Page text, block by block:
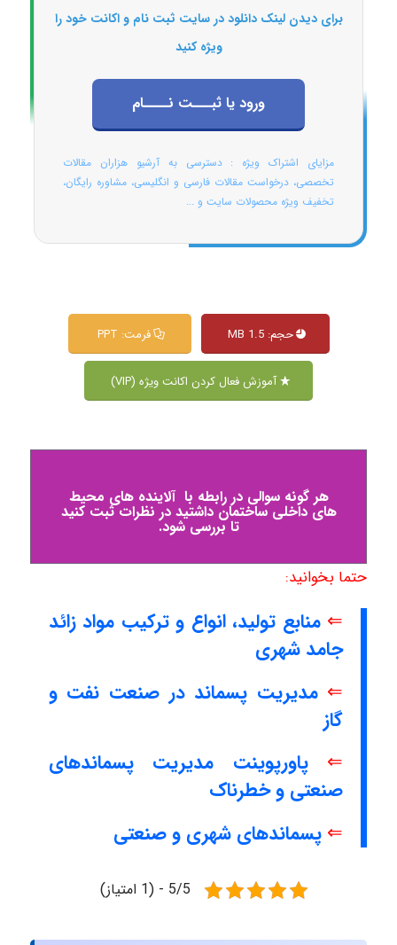
برای دیدن لینک دانلود در سایت ثبت نام و اکانت خود را
ویژه کنید
ورود یا ثبـــت نــــام
مزایای اشتراک ویژه : دسترسی به آرشیو هزاران مقالات
تخصصی، درخواست مقالات فارسی و انگلیسی، مشاوره رایگان،
تخفیف ویژه محصولات سایت و ...
حجم: 1.5 MB فرمت: PPT
آموزش فعال کردن اکانت ویژه (VIP)
هر گونه سوالی در رابطه با آلاینده های محیط
های داخلی ساختمان داشتید در نظرات ثبت کنید
تا بررسی شود.
حتما بخوانید:
⇐منابع تولید، انواع و ترکیب مواد زائد
جامد شهری
⇐مدیریت پسماند در صنعت نفت و
گاز
⇐پاورپوینت مدیریت پسماندهای
صنعتی و خطرناک
⇐ پسماندهای شهری و صنعتی
5/5 - (1 امتیاز)